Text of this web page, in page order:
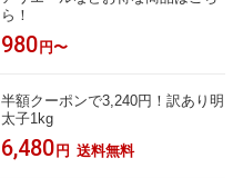
ら！
980 円〜
半額クーポンで3,240円！訳あり明
太子1kg
6,480 円 送料無料